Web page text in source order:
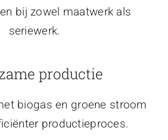
bij zowel maatwerk als
seriewerk.
productie
biogas en groene stroom
productieproces.